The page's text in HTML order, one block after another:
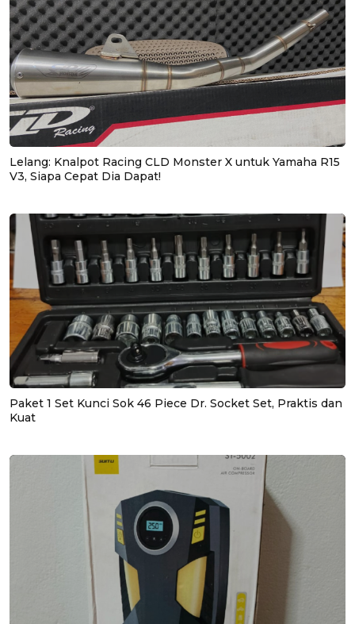
Lelang: Knalpot Racing CLD Monster X untuk Yamaha R15
V3, Siapa Cepat Dia Dapat!
Paket 1 Set Kunci Sok 46 Piece Dr. Socket Set, Praktis dan
Kuat